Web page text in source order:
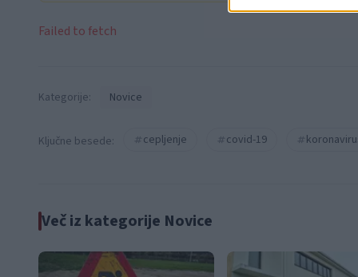
Failed to fetch
Kategorije: Novice
Ključne besede: cepljenje covid-19
Več iz kategorije Novice